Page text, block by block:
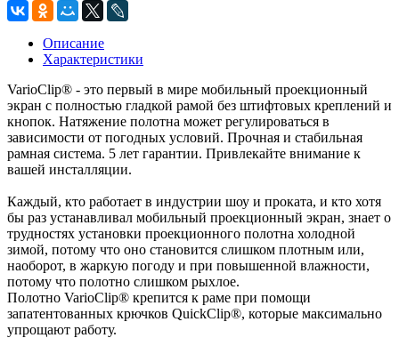
Описание
Характеристики
VarioClip® - это первый в мире мобильный проекционный
экран с полностью гладкой рамой без штифтовых креплений и
кнопок. Натяжение полотна может регулироваться в
зависимости от погодных условий. Прочная и стабильная
рамная система. 5 лет гарантии. Привлекайте внимание к
вашей инсталляции.
Каждый, кто работает в индустрии шоу и проката, и кто хотя
бы раз устанавливал мобильный проекционный экран, знает о
трудностях установки проекционного полотна холодной
зимой, потому что оно становится слишком плотным или,
наоборот, в жаркую погоду и при повышенной влажности,
потому что полотно слишком рыхлое.
Полотно VarioClip® крепится к раме при помощи
запатентованных крючков QuickClip®, которые максимально
упрощают работу.